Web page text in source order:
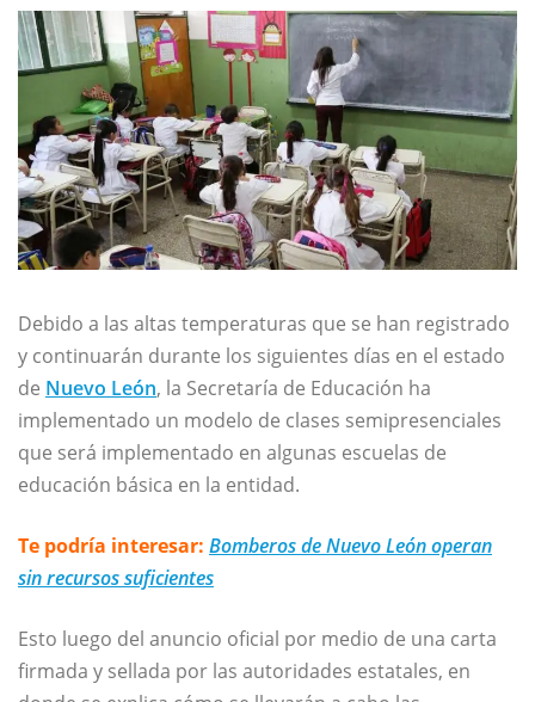
Debido a las altas temperaturas que se han registrado
y continuarán durante los siguientes días en el estado
de Nuevo León, la Secretaría de Educación ha
implementado un modelo de clases semipresenciales
que será implementado en algunas escuelas de
educación básica en la entidad.
Te podría interesar: Bomberos de Nuevo León operan
sin recursos suficientes
Esto luego del anuncio oficial por medio de una carta
firmada y sellada por las autoridades estatales, en